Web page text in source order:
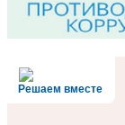
Решаем вместе